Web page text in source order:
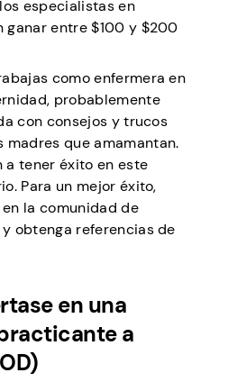
especialistas en
ganar entre $100 y $200
como enfermera en
probablemente
con consejos y trucos
madres que amamantan.
a tener éxito en este
Para un mejor éxito,
la comunidad de
obtenga referencias de
en una
a